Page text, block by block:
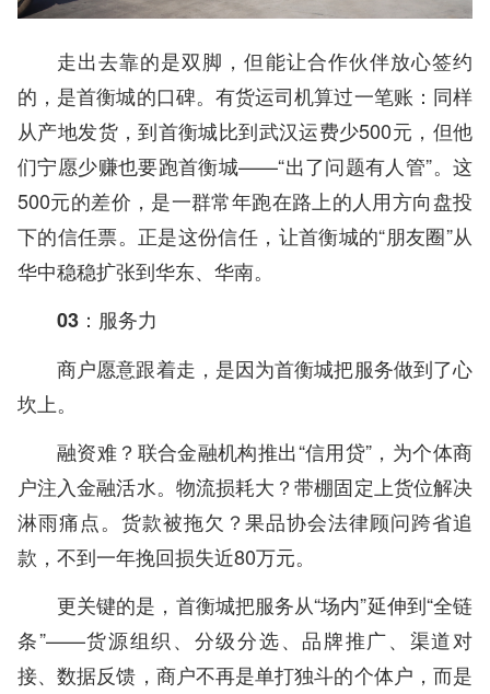
走出去靠的是双脚，但能让合作伙伴放心签约
的，是首衡城的口碑。有货运司机算过一笔账：同样
从产地发货，到首衡城比到武汉运费少500元，但他
们宁愿少赚也要跑首衡城——“出了问题有人管”。这
500元的差价，是一群常年跑在路上的人用方向盘投
下的信任票。正是这份信任，让首衡城的“朋友圈”从
华中稳稳扩张到华东、华南。
03：服务力
商户愿意跟着走，是因为首衡城把服务做到了心
坎上。
融资难？联合金融机构推出“信用贷”，为个体商
户注入金融活水。物流损耗大？带棚固定上货位解决
淋雨痛点。货款被拖欠？果品协会法律顾问跨省追
款，不到一年挽回损失近80万元。
更关键的是，首衡城把服务从“场内”延伸到“全链
条”——货源组织、分级分选、品牌推广、渠道对
接、数据反馈，商户不再是单打独斗的个体户，而是